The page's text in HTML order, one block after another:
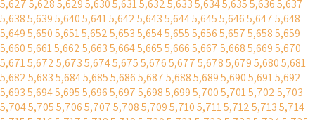
5,6275,6285,6295,6305,6315,6325,6335,6345,6355,6365,637
5,6385,6395,6405,6415,6425,6435,6445,6455,6465,6475,648
5,6495,6505,6515,6525,6535,6545,6555,6565,6575,6585,659
5,6605,6615,6625,6635,6645,6655,6665,6675,6685,6695,670
5,6715,6725,6735,6745,6755,6765,6775,6785,6795,6805,681
5,6825,6835,6845,6855,6865,6875,6885,6895,6905,6915,692
5,6935,6945,6955,6965,6975,6985,6995,7005,7015,7025,703
5,7045,7055,7065,7075,7085,7095,7105,7115,7125,7135,714